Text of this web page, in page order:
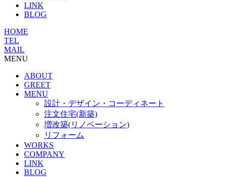
LINK
BLOG
HOME
TEL
MAIL
MENU
ABOUT
GREET
MENU
設計・デザイン・コーディネート
注文住宅(新築)
増改築(リノベーション)
リフォーム
WORKS
COMPANY
LINK
BLOG